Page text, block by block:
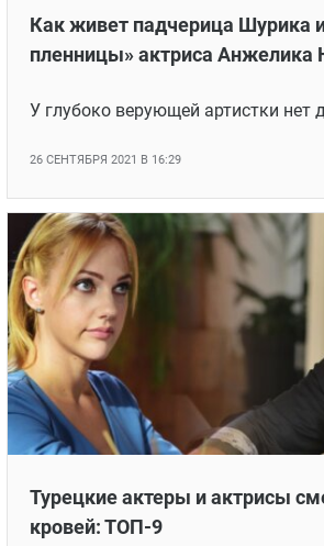
Как живет падчерица Шурика
пленницы» актриса Анжелика
У глубоко верующей артистки нет
26 СЕНТЯБРЯ 2021 В 16:29
Турецкие актеры и актрисы
кровей: ТОП-9